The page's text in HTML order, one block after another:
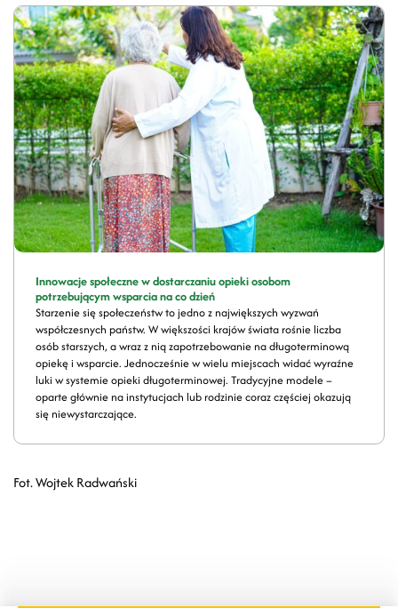
Innowacje społeczne w dostarczaniu opieki osobom
potrzebującym wsparcia na co dzień
Starzenie się społeczeństw to jedno z największych wyzwań
współczesnych państw. W większości krajów świata rośnie liczba
osób starszych, a wraz z nią zapotrzebowanie na długoterminową
opiekę i wsparcie. Jednocześnie w wielu miejscach widać wyraźne
luki w systemie opieki długoterminowej. Tradycyjne modele –
oparte głównie na instytucjach lub rodzinie coraz częściej okazują
się niewystarczające.
Fot. Wojtek Radwański